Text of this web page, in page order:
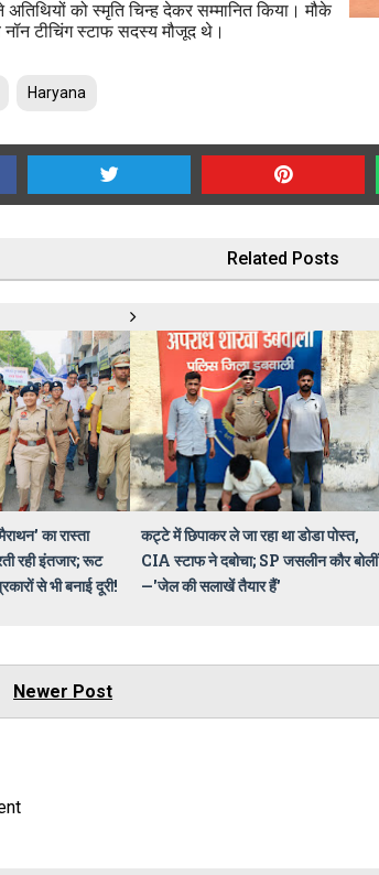
अतिथियों को स्मृति चिन्ह देकर सम्मानित किया। मौके
टीचिंग स्टाफ सदस्य मौजूद थे।
Haryana
Related Posts
का रास्ता
रही इंतजार; रूट
से भी बनाई दूरी!
कट्टे में छिपाकर ले जा रहा था डोडा पोस्त,
CIA स्टाफ ने दबोचा; SP जसलीन कौर बोलीं
—'जेल की सलाखें तैयार हैं'
Newer Post